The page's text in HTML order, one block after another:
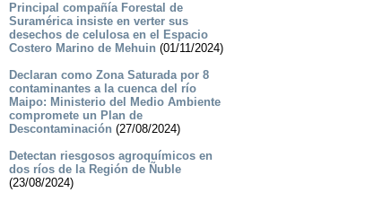
Principal compañía Forestal de
Suramérica insiste en verter sus
desechos de celulosa en el Espacio
Costero Marino de Mehuin (01/11/2024)
Declaran como Zona Saturada por 8
contaminantes a la cuenca del río
Maipo: Ministerio del Medio Ambiente
compromete un Plan de
Descontaminación (27/08/2024)
Detectan riesgosos agroquímicos en
dos ríos de la Región de Ñuble
(23/08/2024)